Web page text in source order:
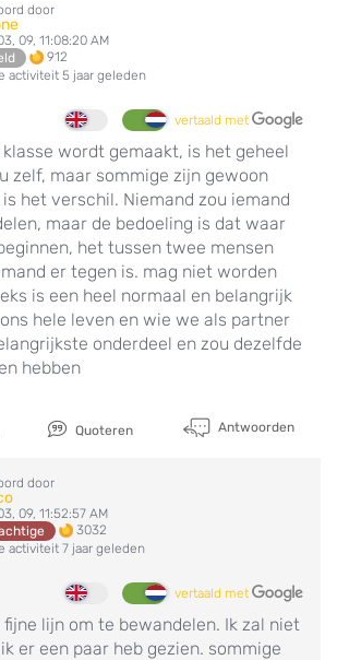
door
09, 11:08:20 AM
912
activiteit 5 jaar geleden
vertaald met
wordt gemaakt, is het geheel
zelf, maar sommige zijn gewoon
het verschil. Niemand zou iemand
maar de bedoeling is dat waar
het tussen twee mensen
er tegen is. mag niet worden
is een heel normaal en belangrijk
hele leven en wie we als partner
onderdeel en zou dezelfde
hebben
Quoteren Antwoorden
door
09, 11:52:57 AM
3032
activiteit 7 jaar geleden
vertaald met
fijne lijn om te bewandelen. Ik zal niet
er een paar heb gezien. sommige